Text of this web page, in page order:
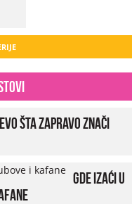
Evo šta zapravo znači
Gde izaći u